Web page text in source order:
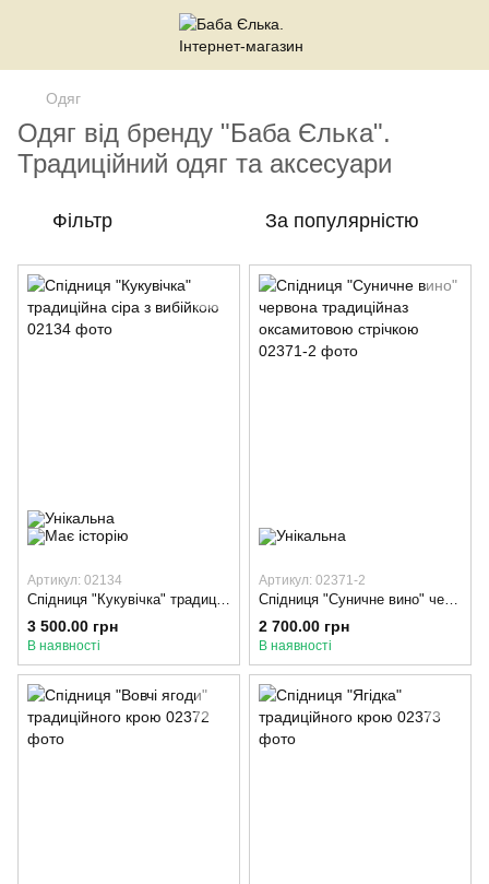
Одяг
Одяг від бренду "Баба Єлька".
Традиційний одяг та аксесуари
Фільтр За популярністю
Артикул: 02134
Спідниця "Кукувічка" традиційна сіра з вибійкою
3 500.00 грн
В наявності
Артикул: 02371-2
Спідниця "Суничне вино" червона традиційназ оксамитовою стрічкою
2 700.00 грн
В наявності